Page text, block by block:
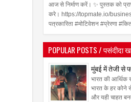
आज से निर्माण करें। ✨ पुस्तक को
करे। https://topmate.io/
पत्रकारिता #मोटिवेशन #प्रेरणा
POPULAR POSTS / पसंदीदा
मुंबई में तेजी से
भारत की आर्थिक
भारत के हर कोने
और यही चाहत